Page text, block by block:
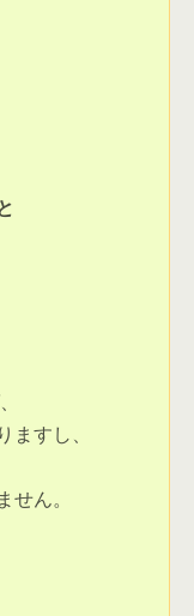
ますし、
せん。